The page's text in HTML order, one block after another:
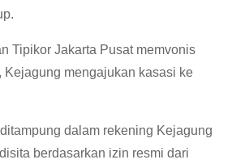
Tipikor Jakarta Pusat memvonis
Kejagung mengajukan kasasi ke
dalam rekening Kejagung
berdasarkan izin resmi dari